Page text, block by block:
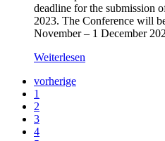
deadline for the submission
2023. The Conference will
November – 1 December
Weiterlesen
vorherige
1
2
3
4